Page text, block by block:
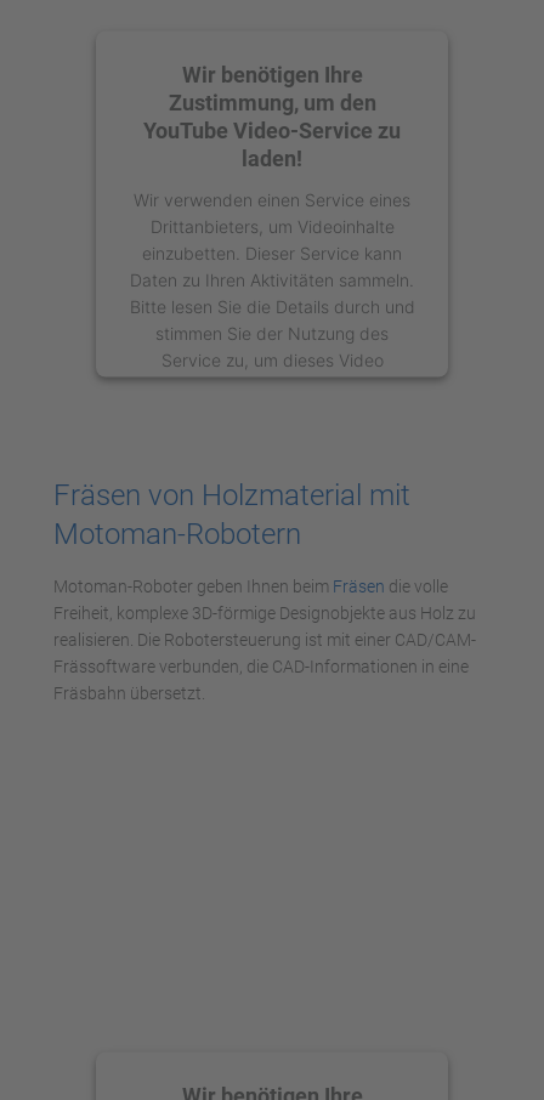
Wir benötigen Ihre
Zustimmung, um den
YouTube Video-Service zu
laden!
Wir verwenden einen Service eines
Drittanbieters, um Videoinhalte
einzubetten. Dieser Service kann
Daten zu Ihren Aktivitäten sammeln.
Bitte lesen Sie die Details durch und
stimmen Sie der Nutzung des
Service zu, um dieses Video
anzusehen.
Management Platform
Fräsen von Holzmaterial mit
Motoman-Robotern
Motoman-Roboter geben Ihnen beim Fräsen die volle
Freiheit, komplexe 3D-förmige Designobjekte aus Holz zu
realisieren. Die Robotersteuerung ist mit einer CAD/CAM-
Frässoftware verbunden, die CAD-Informationen in eine
Fräsbahn übersetzt.
Wir benötigen Ihre